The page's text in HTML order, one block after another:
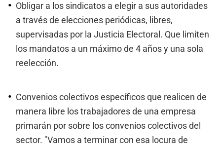
Obligar a los sindicatos a elegir a sus autoridades
a través de elecciones periódicas, libres,
supervisadas por la Justicia Electoral. Que limiten
los mandatos a un máximo de 4 años y una sola
reelección.
Convenios colectivos específicos que realicen de
manera libre los trabajadores de una empresa
primarán por sobre los convenios colectivos del
sector. "Vamos a terminar con esa locura de